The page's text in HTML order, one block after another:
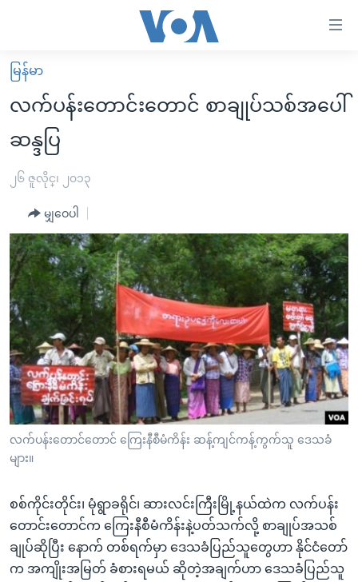
လွယ်ကူ
စေ
Link
များ
အကြောင်းအရာ
သို့
ကျော်
ကြည့်
ရန်
ပင်မ
အ
ညွန်း
စာမျက်နှာ
သို့
ကြည့်
နေရာ
မူလစာမျက်နှာ
မြန်မာ
ကမ္ဘာ့သတင်းများ
နိုင်ငံတကာ
အစ္စရေး-ပါလက်စတိုင်း
ဗွီဒီယို
ရပ်ဝန်းတခု လမ်းတခု အလွန်
အင်္ဂလိပ်စာလေ့လာမယ်
အမေရိကန်သုံးအီဒီယံ
မကြေးမုံရဲ့ အင်္ဂလိပ်စာ
ရုပ်ရှင်ထဲက အင်္ဂလိပ်စာ
သုတပဒေသာ အင်္ဂလိပ်စာ
အပတ်စဉ်ကဏ္ဍများ
ရေဒီယို
တီဗွီ
ရေဒီယိုနှင့်ရုပ်သံ အချက်အလက်များ
ရေဒီယို/တီဗွီအစီအစဉ်
Learning English
ဗွီအိုအေ လူမှုကွန်ယက်များ
ဘာသာစကားများ
မြန်မာ
လက်ပန်းတောင်းတောင် စာချုပ်သစ်အပေါ်
ဆန္ဒပြ
၂၆ ဇူလိုင္၊ ၂၀၁၃
မျှဝေပါ
လက်ပန်းတောင်တောင် ကြေးနီစီမံကိန်း ဆန့်ကျင်ကန့်ကွက်သူ ဒေသခံ
များ။
စစ်ကိုင်းတိုင်း၊ မုံရွာခရိုင်၊ ဆားလင်းကြီးမြို့နယ်ထဲက လက်ပန်း
တောင်းတောင်က ကြေးနီစီမံကိန်းနဲ့ပတ်သက်လို့ စာချုပ်အသစ်
ချုပ်ဆိုပြီး နောက် တစ်ရက်မှာ ဒေသခံပြည်သူတွေဟာ နိုင်ငံတော်
က အကျိုးအမြတ် ခံစားရမယ် ဆိုတဲ့အချက်ဟာ ဒေသခံပြည်သူ